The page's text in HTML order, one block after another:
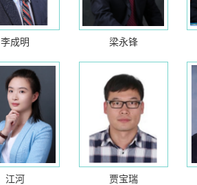
李成明 梁永锋
江河 贾宝瑞